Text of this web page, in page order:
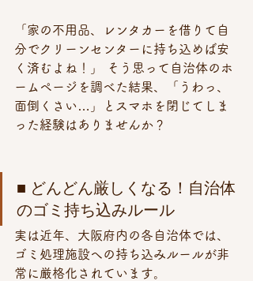
「家の不用品、レンタカーを借りて自
分でクリーンセンターに持ち込めば安
く済むよね！」 そう思って自治体のホ
ームページを調べた結果、「うわっ、
面倒くさい…」とスマホを閉じてしま
った経験はありませんか？
■ どんどん厳しくなる！自治体
のゴミ持ち込みルール
実は近年、大阪府内の各自治体では、
ゴミ処理施設への持ち込みルールが非
常に厳格化されています。